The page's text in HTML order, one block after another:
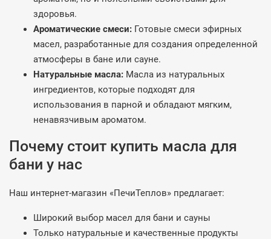
здоровья.
Ароматические смеси: Готовые смеси эфирных
масел, разработанные для создания определенной
атмосферы в бане или сауне.
Натуральные масла: Масла из натуральных
ингредиентов, которые подходят для
использования в парной и обладают мягким,
ненавязчивым ароматом.
Почему стоит купить масла для
бани у нас
Наш интернет-магазин «ПечиТеплов» предлагает:
Широкий выбор масел для бани и сауны
Только натуральные и качественные продукты